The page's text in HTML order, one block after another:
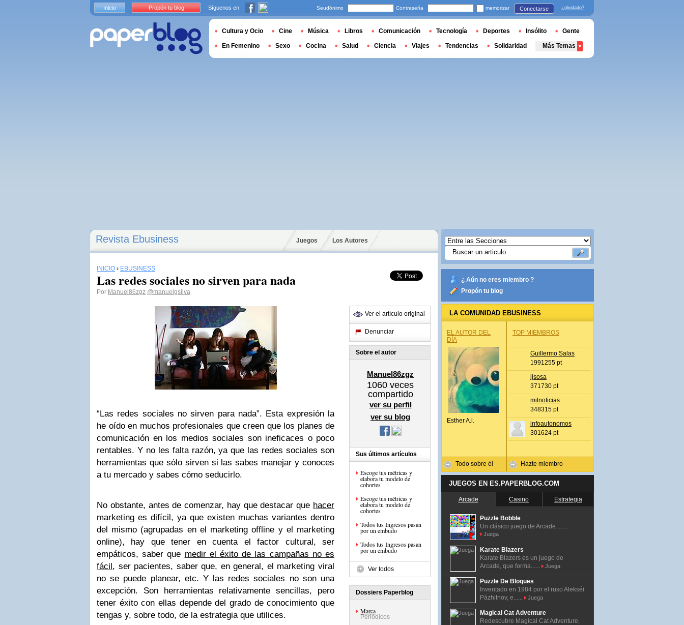
Revista Ebusiness Juegos Los Autores
INICIO › EBUSINESS
Las redes sociales no sirven para nada
Por Manuel86zgz @manuelgsilva
“Las redes sociales no sirven para nada”. Esta expresión la
he oído en muchos profesionales que creen que los planes de
comunicación en los medios sociales son ineficaces o poco
rentables. Y no les falta razón, ya que las redes sociales son
herramientas que sólo sirven si las sabes manejar y conoces
a tu mercado y sabes cómo seducirlo.
No obstante, antes de comenzar, hay que destacar que hacer
marketing es difícil, ya que existen muchas variantes dentro
del mismo (agrupadas en el marketing offline y el marketing
online), hay que tener en cuenta el factor cultural, ser
empáticos, saber que medir el éxito de las campañas no es
fácil, ser pacientes, saber que, en general, el marketing viral
no se puede planear, etc. Y las redes sociales no son una
excepción. Son herramientas relativamente sencillas, pero
tener éxito con ellas depende del grado de conocimiento que
tengas y, sobre todo, de la estrategia que utilices.
Ver el artículo original
Denunciar
Sobre el autor
Manuel86zgz
1060 veces
compartido
ver su perfil
ver su blog
Sus últimos artículos
Escoge tus métricas y
elabora tu modelo de
cohortes
Escoge tus métricas y
elabora tu modelo de
cohortes
Todos tus Ingresos pasan
por un embudo
Todos tus Ingresos pasan
por un embudo
Ver todos
Dossiers Paperblog
Marca
Periódicos
¿ Aún no eres miembro ?
Propón tu blog
LA COMUNIDAD EBUSINESS
EL AUTOR DEL
DÍA
Esther A.l.
Todo sobre él
TOP MIEMBROS
Guillermo Salas
1991255 pt
jjsosa
371730 pt
milnoticias
348315 pt
infoautonomos
301624 pt
Hazte miembro
JUEGOS EN ES.PAPERBLOG.COM
Arcade Casino Estrategia
Puzzle Bobble
Un clásico juego de Arcade. ......
Juega
Karate Blazers
Karate Blazers es un juego de
Arcade, que forma......
Juega
Puzzle De Bloques
Inventado en 1984 por el ruso Alekséi
Pázhitnov, e......
Juega
Magical Cat Adventure
Redescubre Magical Cat Adventure,
Inicio Propón tu blog Síguenos en Seudónimo Contraseña memorizar Conectarse ¿olvidado?
Cultura y Ocio Cine Música Libros Comunicación Tecnología Deportes Insólito Gente
En Femenino Sexo Cocina Salud Ciencia Viajes Tendencias Solidaridad Más Temas